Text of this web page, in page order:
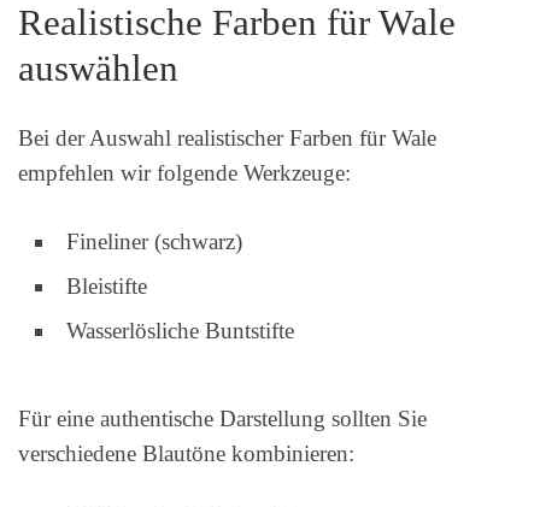
Realistische Farben für Wale
auswählen
Bei der Auswahl realistischer Farben für Wale
empfehlen wir folgende Werkzeuge:
Fineliner (schwarz)
Bleistifte
Wasserlösliche Buntstifte
Für eine authentische Darstellung sollten Sie
verschiedene Blautöne kombinieren: